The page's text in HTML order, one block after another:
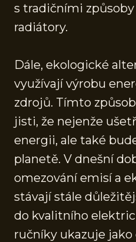
s tradičními způsoby
radiátory.
Dále, ekologické
využívají výrobu
zdrojů. Tímto
jisti, že nejenže
energii, ale také
planetě. V dnešní
omezování emisí a
stávají stále
do kvalitního
ručníky ukazuje